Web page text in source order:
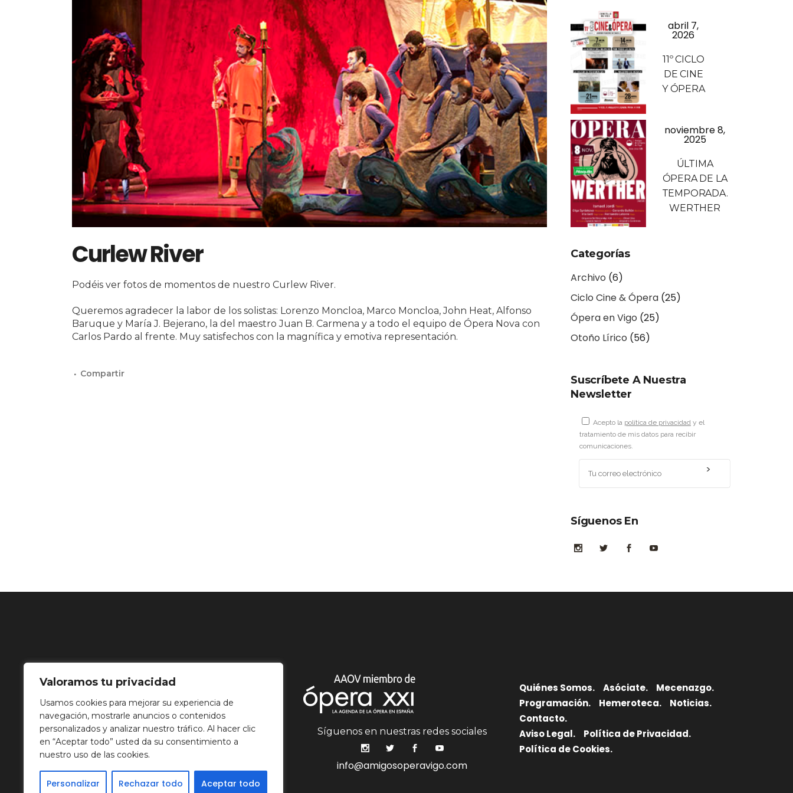
Valoramos tu privacidad
Usamos cookies para mejorar su experiencia de
navegación, mostrarle anuncios o contenidos
personalizados y analizar nuestro tráfico. Al hacer clic
en “Aceptar todo” usted da su consentimiento a
nuestro uso de las cookies.
Personalizar Rechazar todo Aceptar todo
Curlew River
Podéis ver fotos de momentos de nuestro Curlew River.
Queremos agradecer la labor de los solistas: Lorenzo Moncloa, Marco Moncloa, John Heat, Alfonso
Baruque y María J. Bejerano, la del maestro Juan B. Carmena y a todo el equipo de Ópera Nova con
Carlos Pardo al frente. Muy satisfechos con la magnífica y emotiva representación.
abril 7,
2026
11º CICLO
DE CINE
Y ÓPERA
noviembre 8,
2025
ÚLTIMA
ÓPERA DE LA
TEMPORADA.
WERTHER
Categorías
Archivo (6)
Ciclo Cine & Ópera (25)
Ópera en Vigo (25)
Otoño Lírico (56)
Suscríbete A Nuestra
Newsletter
Acepto la política de privacidad y el
tratamiento de mis datos para recibir
comunicaciones.
Síguenos En
Síguenos en nuestras redes sociales
info@amigosoperavigo.com
Quiénes Somos. Asóciate.
Mecenazgo.
Programación.
Hemeroteca.
Noticias.
Contacto.
Aviso Legal.
Política de Privacidad.
Política de Cookies.